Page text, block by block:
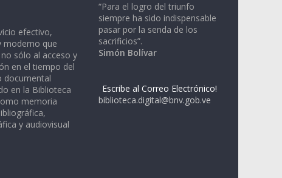
efectivo,
moderno que
sólo al acceso y
en el tiempo del
documental
en la Biblioteca
memoria
y audiovisual
“Para el logro del triunfo
siempre ha sido indispensable
pasar por la senda de los
sacrificios”.
Simón Bolívar
Escribe al Correo Electrónico!
biblioteca.digital@bnv.gob.ve